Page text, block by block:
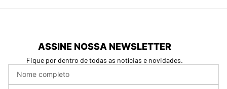
ASSINE NOSSA NEWSLETTER
Fique por dentro de todas as notícias e novidades.